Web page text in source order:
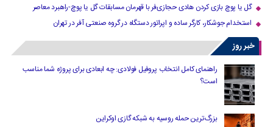
گل یا پوچ بازی کردن هادی حجازی‌فر با قهرمان مسابقات گل یا پوچ-راهبرد معاصر
استخدام جوشکار، کارگر ساده و اپراتور دستگاه در گروه صنعتی آفر در تهران
خبر روز
راهنمای کامل انتخاب پروفیل فولادی: چه ابعادی برای پروژه شما مناسب
است؟
بزرگ‌ترین حمله روسیه به شبکه گازی اوکراین